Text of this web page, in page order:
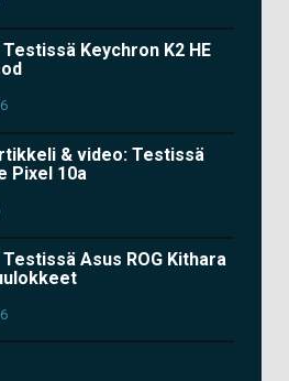
Keychron K2 HE
& video: Testissä
Pixel 10a
Asus ROG Kithara